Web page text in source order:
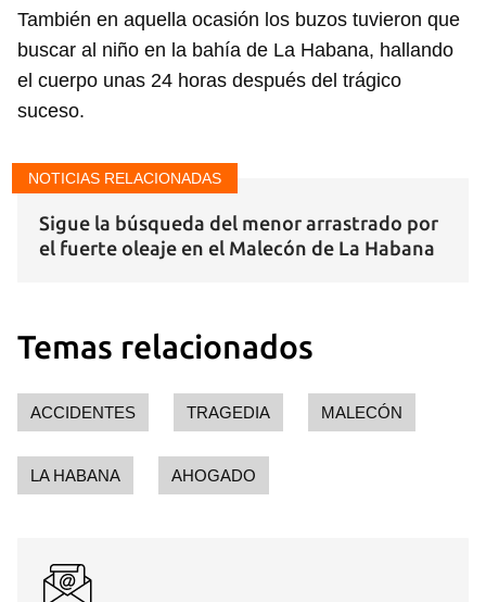
Guardar como favorito
iniciar sesión con tu cuenta de 14ymedio.
También en aquella ocasión los buzos tuvieron que
buscar al niño en la bahía de La Habana, hallando
el cuerpo unas 24 horas después del trágico
suceso.
NOTICIAS RELACIONADAS
Sigue la búsqueda del menor arrastrado por
el fuerte oleaje en el Malecón de La Habana
Temas relacionados
ACCIDENTES TRAGEDIA MALECÓN
LA HABANA AHOGADO